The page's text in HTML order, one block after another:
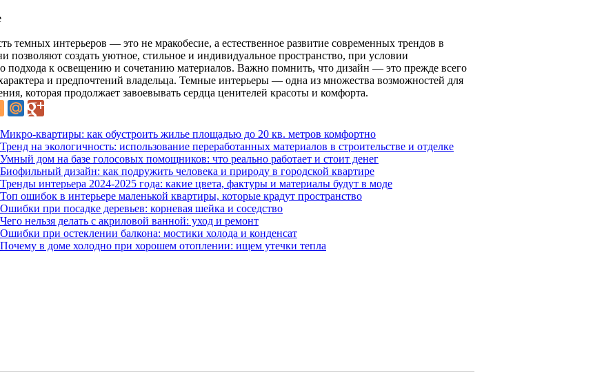
темных интерьеров — это не мракобесие, а естественное развитие современных трендов в
позволяют создать уютное, стильное и индивидуальное пространство, при условии
подхода к освещению и сочетанию материалов. Важно помнить, что дизайн — это прежде всего
и предпочтений владельца. Темные интерьеры — одна из множества возможностей для
которая продолжает завоевывать сердца ценителей красоты и комфорта.
Микро-квартиры: как обустроить жилье площадью до 20 кв. метров комфортно
Тренд на экологичность: использование переработанных материалов в строительстве и отделке
Умный дом на базе голосовых помощников: что реально работает и стоит денег
Биофильный дизайн: как подружить человека и природу в городской квартире
Тренды интерьера 2024-2025 года: какие цвета, фактуры и материалы будут в моде
Топ ошибок в интерьере маленькой квартиры, которые крадут пространство
Ошибки при посадке деревьев: корневая шейка и соседство
Чего нельзя делать с акриловой ванной: уход и ремонт
Ошибки при остеклении балкона: мостики холода и конденсат
Почему в доме холодно при хорошем отоплении: ищем утечки тепла